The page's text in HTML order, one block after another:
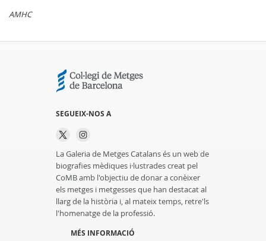
AMHC
SEGUEIX-NOS A
La Galeria de Metges Catalans és un web de
biografies mèdiques i·lustrades creat pel
CoMB amb l'objectiu de donar a conèixer
els metges i metgesses que han destacat al
llarg de la història i, al mateix temps, retre'ls
l'homenatge de la professió.
MÉS INFORMACIÓ